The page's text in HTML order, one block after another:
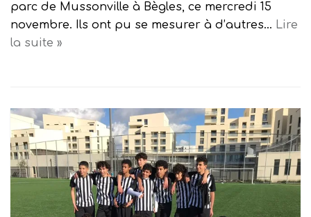
parc de Mussonville à Bègles, ce mercredi 15
novembre. Ils ont pu se mesurer à d’autres… Lire
la suite »